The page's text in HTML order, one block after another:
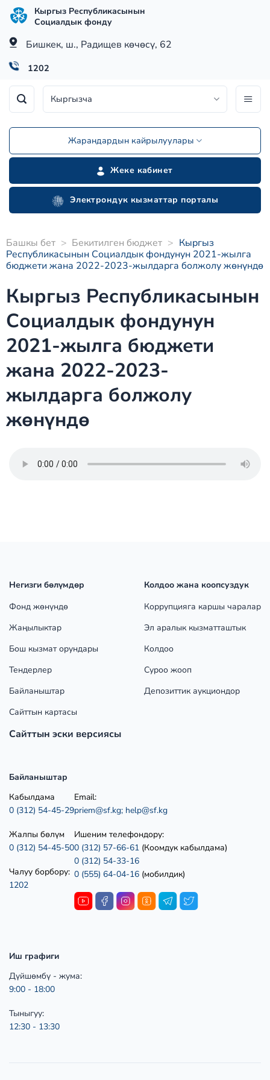
Skip
content
Кыргыз Республикасынын
Социалдык фонду
Бишкек, ш., Радищев көчөсү, 62
1202
Кыргызча
Жарандардын кайрылуулары
Жеке кабинет
Электрондук кызматтар порталы
Башкы бет > Бекитилген бюджет > Кыргыз
Республикасынын Социалдык фондунун 2021-жылга
бюджети жана 2022-2023-жылдарга болжолу жөнүндө
Кыргыз Республикасынын
Социалдык фондунун
2021-жылга бюджети
жана 2022-2023-
жылдарга болжолу
жөнүндө
Негизги бөлүмдөр
Фонд жөнүндө
Жаңылыктар
Бош кызмат орундары
Тендерлер
Байланыштар
Сайттын картасы
Сайттын эски версиясы
Колдоо жана коопсуздук
Коррупцияга каршы чаралар
Эл аралык кызматташтык
Колдоо
Суроо жооп
Депозиттик аукциондор
Байланыштар
Кабылдама
0 (312) 54-45-29
Жалпы бөлүм
0 (312) 54-45-50
Чалуу борбору:
1202
Email:
priem@sf.kg; help@sf.kg
Ишеним телефондору:
0 (312) 57-66-61 (Коомдук кабылдама)
0 (312) 54-33-16
0 (555) 64-04-16 (мобилдик)
Иш графиги
Дүйшөмбү - жума:
9:00 - 18:00
Тыныгуу:
12:30 - 13:30